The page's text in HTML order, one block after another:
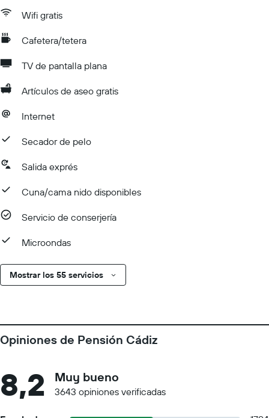
Wifi gratis
Cafetera/tetera
TV de pantalla plana
Artículos de aseo gratis
Internet
Secador de pelo
Salida exprés
Cuna/cama nido disponibles
Servicio de conserjería
Microondas
Mostrar los 55 servicios
Opiniones de Pensión Cádiz
8,2 Muy bueno
3643 opiniones verificadas